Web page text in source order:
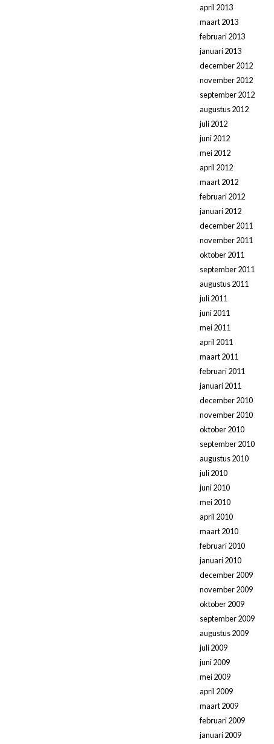
april 2013
maart 2013
februari 2013
januari 2013
december 2012
november 2012
september 2012
augustus 2012
juli 2012
juni 2012
mei 2012
april 2012
maart 2012
februari 2012
januari 2012
december 2011
november 2011
oktober 2011
september 2011
augustus 2011
juli 2011
juni 2011
mei 2011
april 2011
maart 2011
februari 2011
januari 2011
december 2010
november 2010
oktober 2010
september 2010
augustus 2010
juli 2010
juni 2010
mei 2010
april 2010
maart 2010
februari 2010
januari 2010
december 2009
november 2009
oktober 2009
september 2009
augustus 2009
juli 2009
juni 2009
mei 2009
april 2009
maart 2009
februari 2009
januari 2009